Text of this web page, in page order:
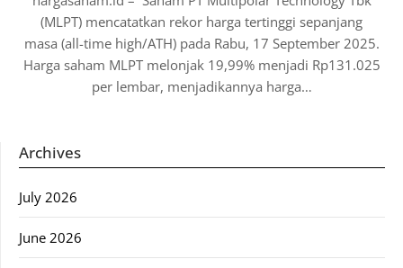
(MLPT) mencatatkan rekor harga tertinggi sepanjang
masa (all-time high/ATH) pada Rabu, 17 September 2025.
Harga saham MLPT melonjak 19,99% menjadi Rp131.025
per lembar, menjadikannya harga…
Archives
July 2026
June 2026